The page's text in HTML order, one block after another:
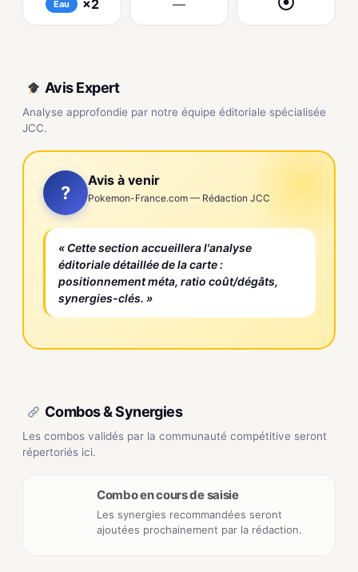
Eau ×2 — ●
Avis Expert
Analyse approfondie par notre équipe éditoriale spécialisée
JCC.
?
Avis à venir
Pokemon-France.com — Rédaction JCC
« Cette section accueillera l'analyse
éditoriale détaillée de la carte :
positionnement méta, ratio coût/dégâts,
synergies-clés. »
Combos & Synergies
Les combos validés par la communauté compétitive seront
répertoriés ici.
Combo en cours de saisie
Les synergies recommandées seront
ajoutées prochainement par la rédaction.